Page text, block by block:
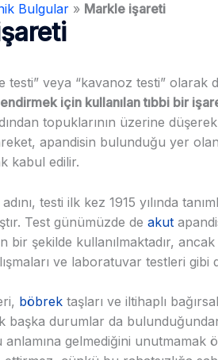
Bulgular » Markle işareti
testi” veya “kavanoz testi” olarak
için kullanılan tıbbi bir
topuklarının üzerine
apandisin bulunduğu yer
kabul edilir.
adını, testi ilk kez 1915 yılında
Test günümüzde de akut
bir şekilde kullanılmaktadır,
ve laboratuvar testleri gibi
böbrek taşları ve iltihaplı
başka durumlar da
gelmediğini unutmamak